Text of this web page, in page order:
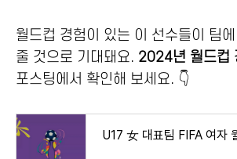
월드컵 경험이 있는 이 선수들이 팀
줄 것으로 기대돼요. 2024년 월드컵
포스팅에서 확인해 보세요. 👇